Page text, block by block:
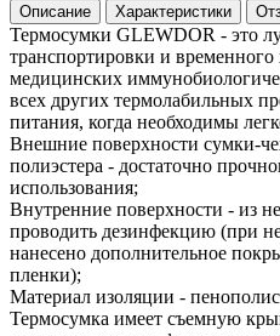
Описание Характеристики
Термосумки GLEWDOR - это
транспортировки и
медицинских
всех других термолабильных
питания, когда необходимы
Внешние поверхности сумки-
полиэстера - достаточно
использования;
Внутренние поверхности - из
проводить дезинфекцию (при
нанесено дополнительное
пленки);
Материал изоляции -
Термосумка имеет съемную